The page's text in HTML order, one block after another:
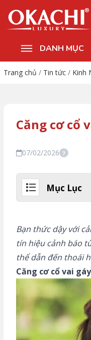
DANH MỤC
Trang chủ / Tin tức / Kinh
Căng cơ cổ
07/02/2026 ?
Mục Lục
Bạn thức dậy với
tín hiệu cảnh báo
thể dẫn đến thoái
Căng cơ cổ vai